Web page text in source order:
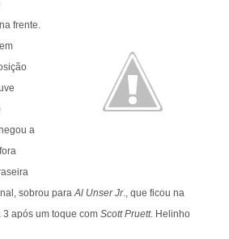
frente.
a
sobrou para Al Unser Jr., que ficou na
após um toque com Scott Pruett. Helinho